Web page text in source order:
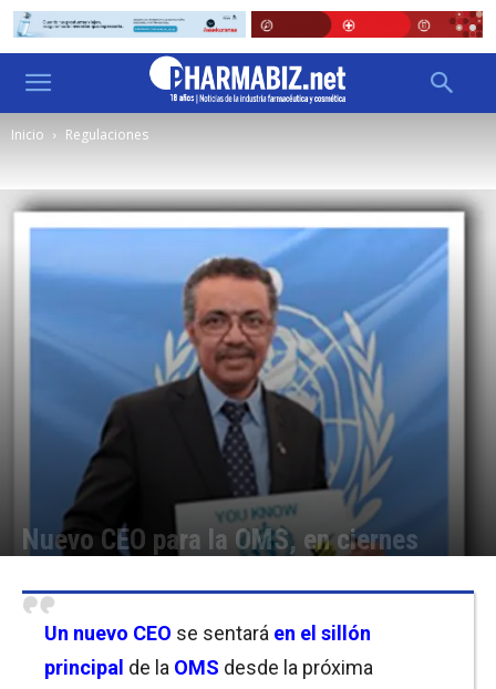
Inicio Regulaciones
Nuevo CEO para la OMS, en ciernes
Un nuevo CEO se sentará en el sillón
principal de la OMS desde la próxima